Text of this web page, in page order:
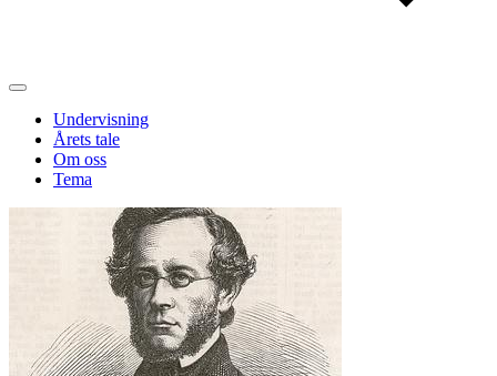
Undervisning
Årets tale
Om oss
Tema